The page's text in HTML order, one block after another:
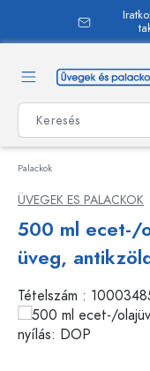
Palackok
ÜVEGEK ES PALACKOK
500 ml ecet-/
üveg,
Tételszám :